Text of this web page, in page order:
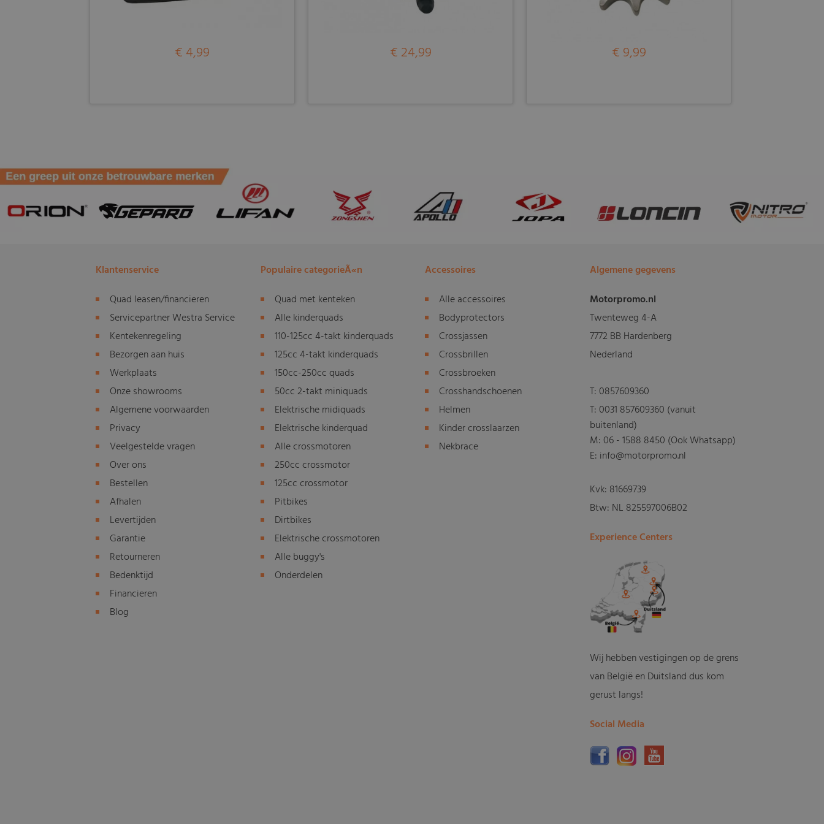
€ 4,99 € 24,99 € 9,99
Klantenservice
Quad leasen/financieren
Servicepartner Westra Service
Kentekenregeling
Bezorgen aan huis
Werkplaats
Onze showrooms
Algemene voorwaarden
Privacy
Veelgestelde vragen
Over ons
Bestellen
Afhalen
Levertijden
Garantie
Retourneren
Bedenktijd
Financieren
Blog
Populaire categorieÃ«n
Quad met kenteken
Alle kinderquads
110-125cc 4-takt kinderquads
125cc 4-takt kinderquads
150cc-250cc quads
50cc 2-takt miniquads
Elektrische midiquads
Elektrische kinderquad
Alle crossmotoren
250cc crossmotor
125cc crossmotor
Pitbikes
Dirtbikes
Elektrische crossmotoren
Alle buggy's
Onderdelen
Accessoires
Alle accessoires
Bodyprotectors
Crossjassen
Crossbrillen
Crossbroeken
Crosshandschoenen
Helmen
Kinder crosslaarzen
Nekbrace
Algemene gegevens
Motorpromo.nl
Twenteweg 4-A
7772 BB Hardenberg
Nederland
T:0857609360
T:0031 857609360 (vanuit
buitenland)
M:06 - 1588 8450 (Ook Whatsapp)
E: info@motorpromo.nl
Kvk: 81669739
Btw: NL 825597006B02
Experience Centers
Wij hebben vestigingen op de grens
van België en Duitsland dus kom
gerust langs!
Social Media